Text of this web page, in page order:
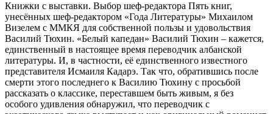
Книжки с выставки. Выбор шеф-редактора Пять книг,
унесённых шеф-редактором «Года Литературы» Михаилом
Визелем с ММКЯ для собственной пользы и удовольствия
Василий Тюхин. «Белый капедан» Василий Тюхин – кажется,
единственный в настоящее время переводчик албанской
литературы. И, в частности, её единственного известного
представителя Исмаиля Кадарэ. Так что, обратившись после
смерти этого последнего к Василию Тюхину с просьбой
рассказать о классике, переставшем быть живым, я без
особого удивления обнаружил, что переводчик с